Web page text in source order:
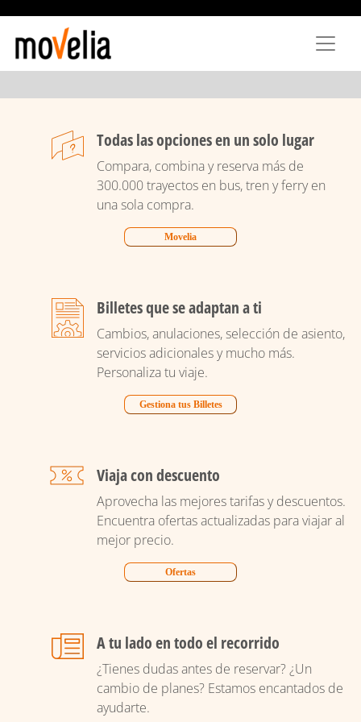
principal
Todas las opciones en un solo lugar
Compara, combina y reserva más de
300.000 trayectos en bus, tren y ferry en
una sola compra.
Movelia
Billetes que se adaptan a ti
Cambios, anulaciones, selección de asiento,
servicios adicionales y mucho más.
Personaliza tu viaje.
Gestiona tus Billetes
Viaja con descuento
Aprovecha las mejores tarifas y descuentos.
Encuentra ofertas actualizadas para viajar al
mejor precio.
Ofertas
A tu lado en todo el recorrido
¿Tienes dudas antes de reservar? ¿Un
cambio de planes? Estamos encantados de
ayudarte.